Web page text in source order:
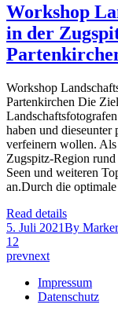
Workshop
in der
Workshop
Partenkirchen Die
haben und
verfeinern wollen.
Zugspitz-Region
Seen und weiteren
an.Durch die
Read details
5. Juli 2021By
1 2
prevnext
Impressum
Datenschutz